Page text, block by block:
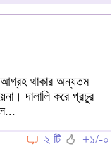
আগ্রহ থাকার অন্যতম
দালালি করে প্রচুর
২ টি
+১/-০